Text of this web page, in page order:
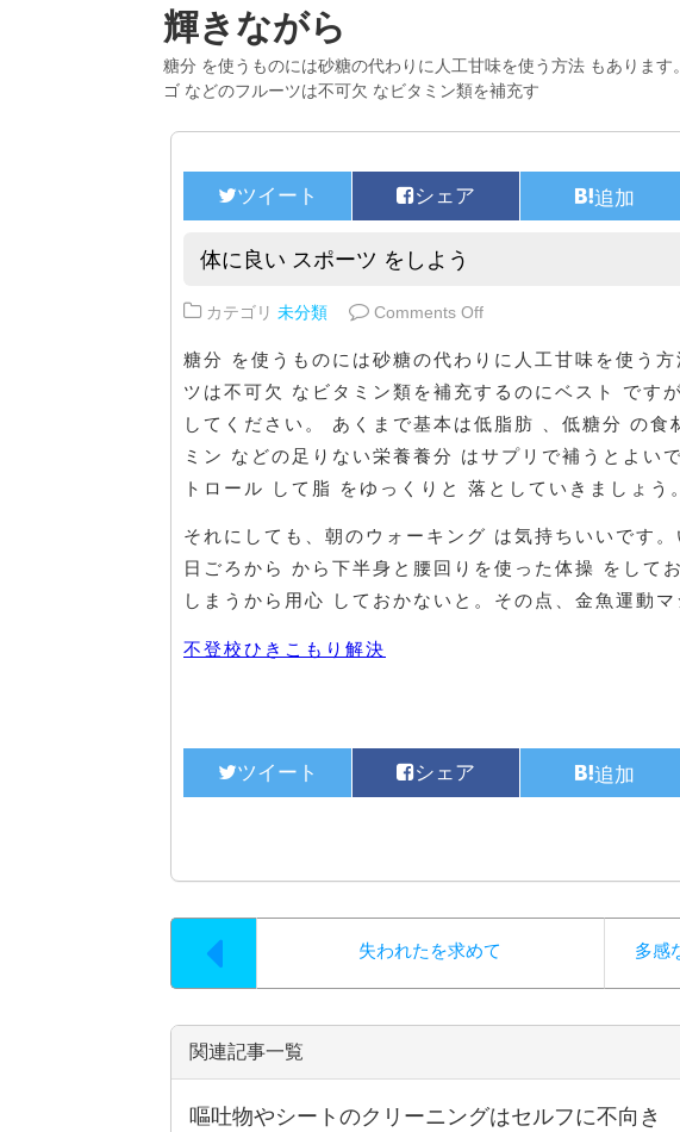
輝きながら
糖分 を使うものには砂糖の代わりに人工甘味を使う方法 もあります
ゴ などのフルーツは不可欠 なビタミン類を補充す
体に良い スポーツ をしよう
カテゴリ 未分類 Comments Offon 体に良い スポーツ をし
糖分 を使うものには砂糖の代わりに人工甘味を使う
ツは不可欠 なビタミン類を補充するのにベスト です
してください。 あくまで基本は低脂肪 、低糖分 の
ミン などの足りない栄養養分 はサプリで補うとよい
トロール して脂 をゆっくりと 落としていきましょう。
それにしても、朝のウォーキング は気持ちいいです
日ごろから から下半身と腰回りを使った体操 をして
しまうから用心 しておかないと。その点、金魚運動マ
不登校ひきこもり解決
失われたを求めて 多感
関連記事一覧
嘔吐物やシートのクリーニングはセルフに不向き